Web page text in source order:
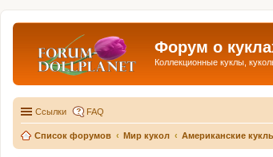
Форум о
Коллекционные куклы,
Ссылки FAQ
Список форумов Мир кукол Американские